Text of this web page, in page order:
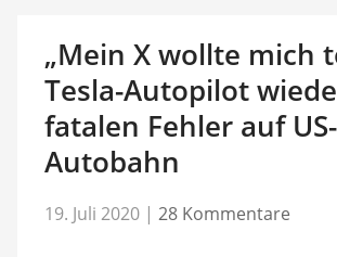
„Mein X wollte mich
Tesla-Autopilot
fatalen Fehler auf US-
Autobahn
19. Juli 2020 | 28 Kommentare